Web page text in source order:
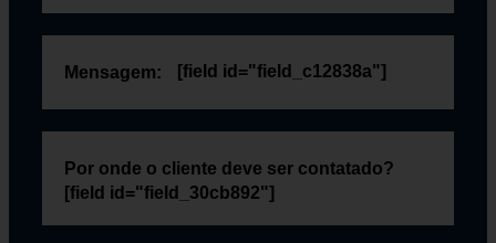
Mensagem: [field id="field_c12838a"]
Por onde o cliente deve ser contatado?
[field id="field_30cb892"]